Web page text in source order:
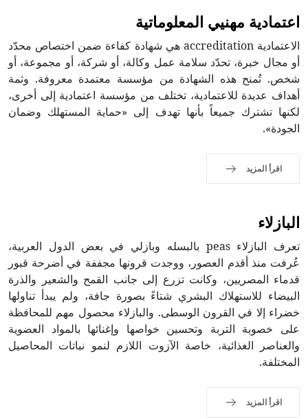
اعتمادية مهنيي المعلوماتية
الاعتمادية accreditation هي شهادة كفاءة ضمن اختصاص محدّد
أو مجال خبرة، تحدّد سلامة عمل وكالة، أو شركة، أو مجموعة، أو
شخص. تُمنح هذه الشهادة من مؤسسة معتمدة معروفة. وثمة
أهداف عديدة للاعتمادية، تختلف من مؤسسة اعتمادية إلى أخرى،
لكنها تشترك جميعاً بأنها تهدف إلى «حماية المستهلك وضمان
الجودة».
اقرأ المزيد
البازلاء
تعرف البازلاء peas بالبسله وبازلي في بعض الدول العربية،
عُرفت منذ أقدم العصور، ووجدت قرونها مجففة في أضرحة قبور
قدماء المصريين، وكانت تزرع إلى جانب القمح والشعير والذرة
البيضاء للاستهلاك البشري شتاءً بصورة جافة، ولم يبدأ تناولها
خضراء إلا في القرون الوسطى. والبازلاء محصول مهم للمحافظة
على خصوبة التربة وتحسين خواصها وإغنائها بالمواد العضوية
والعناصر الغذائية، خاصة الآزوت اللازم لنمو نباتات المحاصيل
المختلفة.
اقرأ المزيد